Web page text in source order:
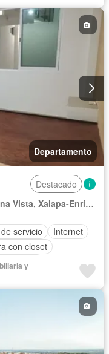
Departamento
Destacado
Buena Vista, Fraccionamiento Buena Vista, Xalapa-Enríquez
servicio
Internet
con closet
y